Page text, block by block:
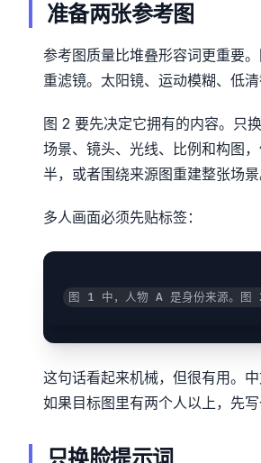
准备两张参考图
参考图质量比堆叠形容词更重要
重滤镜。太阳镜、运动模糊、低
图 2 要先决定它拥有的内容。只
场景、镜头、光线、比例和构图
半，或者围绕来源图重建整张场景
多人画面必须先贴标签：
图 1 中，人物 A 是身份来源。图
这句话看起来机械，但很有用。
如果目标图里有两个人以上，先